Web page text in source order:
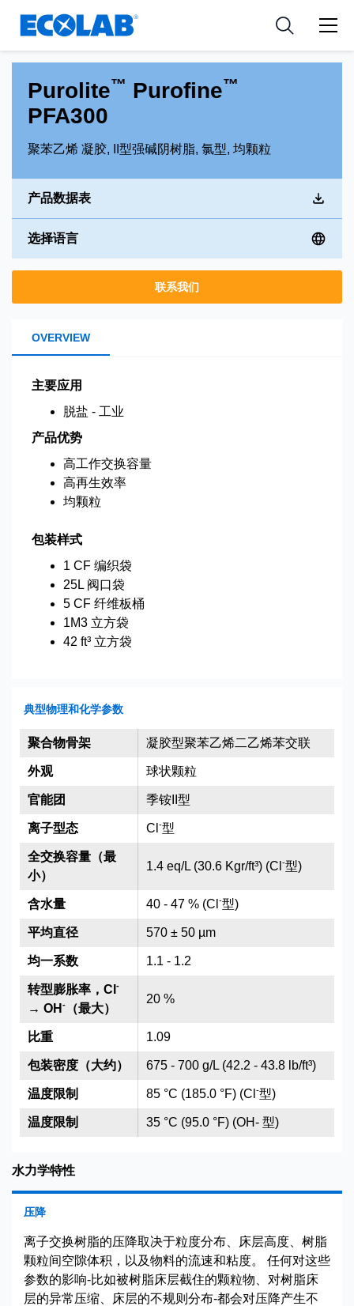
Resources
应用
Nutraceuticals
新闻和活动
工具
Purolite™ Purofine™
PFA300
聚苯乙烯 凝胶, II型强碱阴树脂, 氯型, 均颗粒
产品数据表
选择语言
联系我们
OVERVIEW
主要应用
脱盐 - 工业
产品优势
高工作交换容量
高再生效率
均颗粒
包装样式
1 CF 编织袋
25L 阀口袋
5 CF 纤维板桶
1M3 立方袋
42 ft³ 立方袋
典型物理和化学参数
凝胶型聚苯乙烯二乙烯苯交联
球状颗粒
季铵II型
Cl -型
1.4 eq/L (30.6 Kgr/ft³) (Cl -型)
40 - 47 % (Cl -型)
570 ± 50 µm
1.1 - 1.2
20 %
1.09
675 - 700 g/L (42.2 - 43.8 lb/ft³)
85 °C (185.0 °F) (Cl -型)
35 °C (95.0 °F) (OH- 型)
聚合物骨架
外观
官能团
离子型态
全交换容量（最
小）
含水量
平均直径
均一系数
转型膨胀率，Cl -
→ OH - （最大）
比重
包装密度（大约）
温度限制
温度限制
水力学特性
压降
离子交换树脂的压降取决于粒度分布、床层高度、树脂
颗粒间空隙体积，以及物料的流速和粘度。 任何对这些
参数的影响-比如被树脂床层截住的颗粒物、对树脂床
层的异常压缩、床层的不规则分布-都会对压降产生不